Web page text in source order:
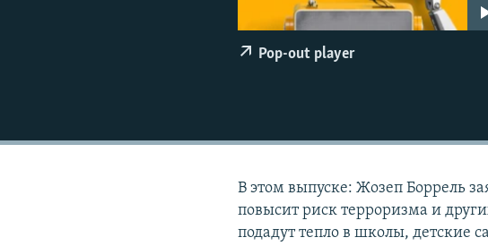
Pop-out player
В этом выпуске: Жозеп Боррель
повысит риск терроризма и
подадут тепло в школы, детские